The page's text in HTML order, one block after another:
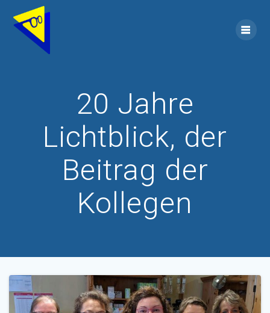
20 Jahre
Lichtblick, der
Beitrag der
Kollegen